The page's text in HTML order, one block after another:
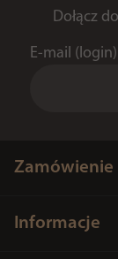
Dołącz
E-mail (login)
Zamówienie
Informacje